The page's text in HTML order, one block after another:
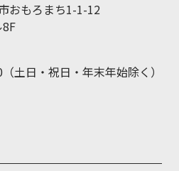
おもろまち1-1-12
土日・祝日・年末年始除く）